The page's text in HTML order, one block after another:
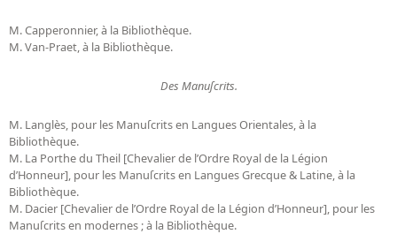
M. Capperonnier, à la Bibliothèque.
M. Van-Praet, à la Bibliothèque.
Des Manuſcrits.
M. Langlès, pour les Manuſcrits en Langues Orientales, à la
Bibliothèque.
M. La Porthe du Theil [Chevalier de l’Ordre Royal de la Légion
d’Honneur], pour les Manuſcrits en Langues Grecque & Latine, à la
Bibliothèque.
M. Dacier [Chevalier de l’Ordre Royal de la Légion d’Honneur], pour les
Manuſcrits en modernes ; à la Bibliothèque.